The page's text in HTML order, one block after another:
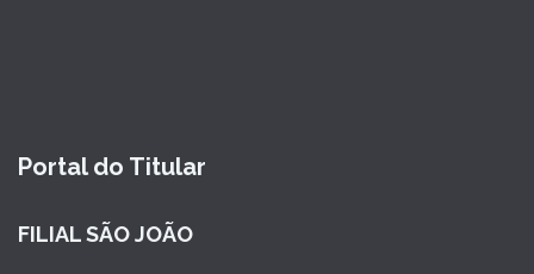
Portal do Titular
FILIAL SÃO JOÃO